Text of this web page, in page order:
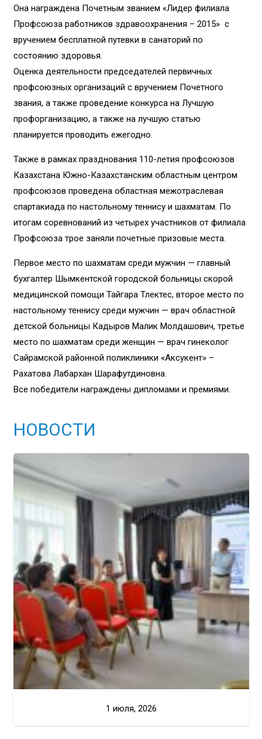
Она награждена Почетным званием «Лидер филиала
Профсоюза работников здравоохранения – 2015» с
вручением бесплатной путевки в санаторий по
состоянию здоровья.
Оценка деятельности председателей первичных
профсоюзных организаций с вручением Почетного
звания, а также проведение конкурса на Лучшую
профорганизацию, а также на лучшую статью
планируется проводить ежегодно.
Также в рамках празднования 110-летия профсоюзов
Казахстана Южно-Казахстанским областным центром
профсоюзов проведена областная межотраслевая
спартакиада по настольному теннису и шахматам. По
итогам соревнований из четырех участников от филиала
Профсоюза трое заняли почетные призовые места.
Первое место по шахматам среди мужчин — главный
бухгалтер Шымкентской городской больницы скорой
медицинской помощи Тайгара Тлектес, второе место по
настольному теннису среди мужчин — врач областной
детской больницы Кадыров Малик Молдашович, третье
место по шахматам среди женщин — врач гинеколог
Сайрамской районной поликлиники «Аксукент» –
Рахатова Лабархан Шарафутдиновна.
Все победители награждены дипломами и премиями.
НОВОСТИ
1 июля, 2026